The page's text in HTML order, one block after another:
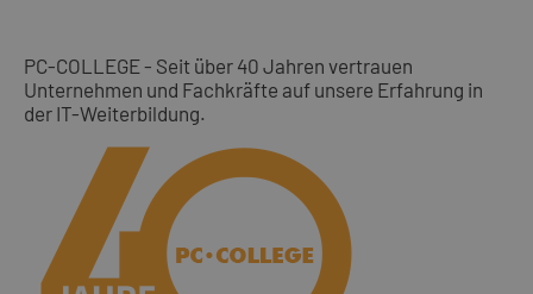
PC-COLLEGE - Seit über 40 Jahren vertrauen
Unternehmen und Fachkräfte auf unsere Erfahrung in
der IT-Weiterbildung.